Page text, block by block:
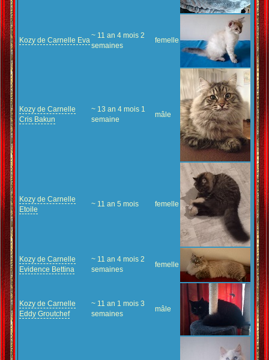
Kozy de Carnelle Eva
~ 11 an 4 mois 2
semaines
femelle
Kozy de Carnelle
Cris Bakun
~ 13 an 4 mois 1
semaine
mâle
Kozy de Carnelle
Etoile
~ 11 an 5 mois femelle
Kozy de Carnelle
Evidence Bettina
~ 11 an 4 mois 2
semaines
femelle
Kozy de Carnelle
Eddy Groutchef
~ 11 an 1 mois 3
semaines
mâle